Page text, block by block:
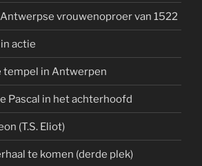
vrouwenoproer van 1522
actie
tempel in Antwerpen
Pascal in het achterhoofd
(T.S. Eliot)
te komen (derde plek)